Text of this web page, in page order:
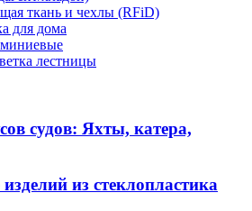
ткань и чехлы (RFiD)
для дома
лестницы
судов: Яхты, катера,
из стеклопластика